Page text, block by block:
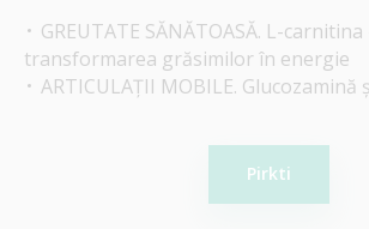
GREUTATE SĂNĂTOASĂ. L-
transformarea grăsimilor în energie
ARTICULAȚII MOBILE.
Pirkti